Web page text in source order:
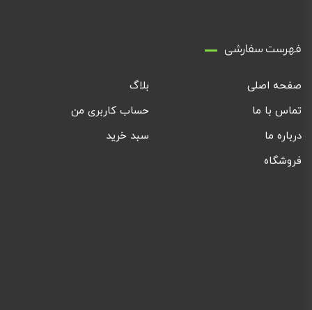
فهرست سفارشی
صفحه اصلی
بلاگ
تماس با ما
حساب کاربری من
درباره ما
سبد خرید
فروشگاه